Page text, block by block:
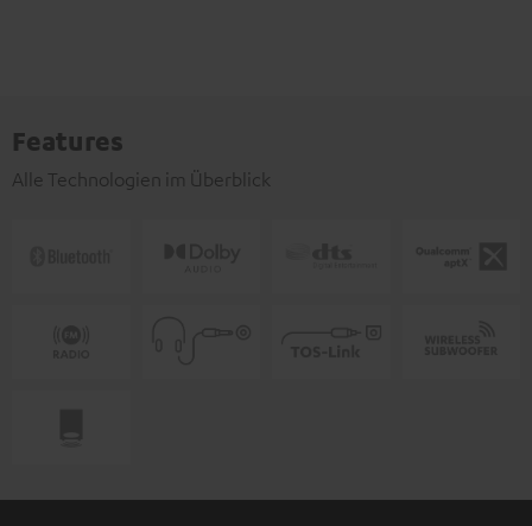
Features
Alle Technologien im Überblick